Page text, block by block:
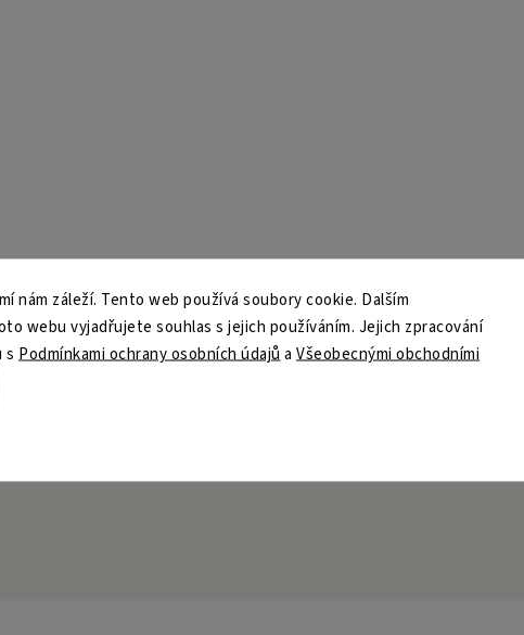
nám záleží. Tento web používá soubory cookie. Dalším
webu vyjadřujete souhlas s jejich používáním. Jejich zpracování
s Podmínkami ochrany osobních údajů a Všeobecnými obchodními